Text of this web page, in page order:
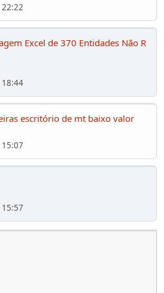
Excel de 370 Entidades Não R
escritório de mt baixo valor